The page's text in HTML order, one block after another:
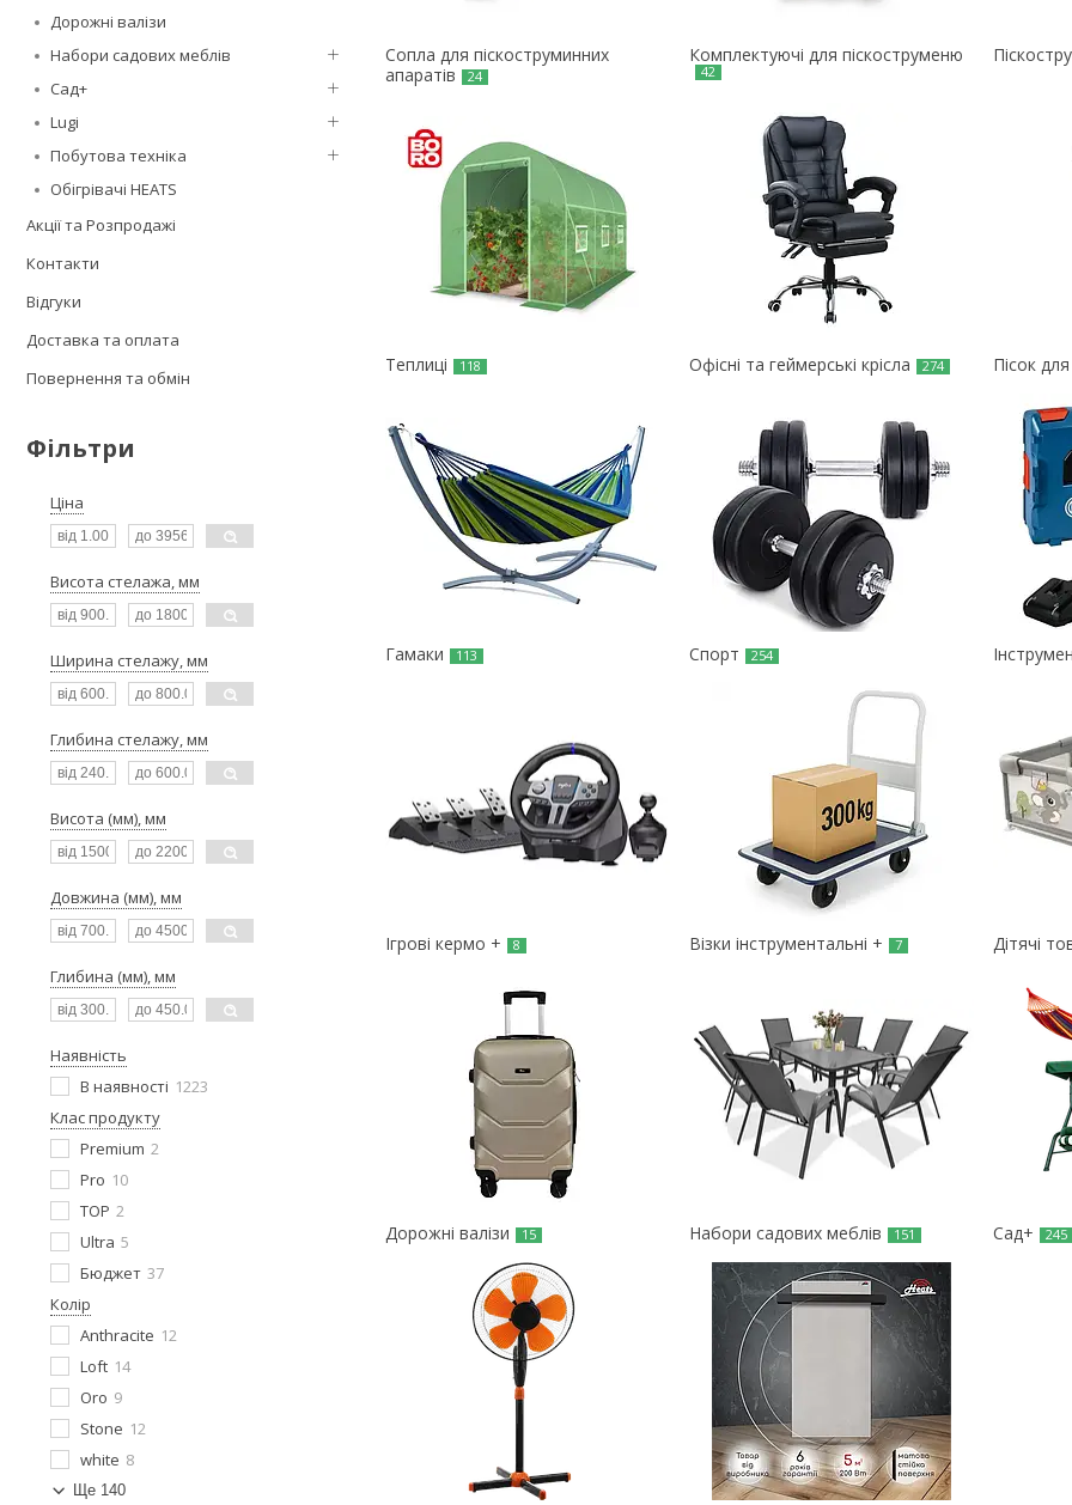
Дорожні валізи
Набори садових меблів
Сад+
Lugi
Побутова техніка
Обігрівачі HEATS
Акції та Розпродажі
Контакти
Відгуки
Доставка та оплата
Повернення та обмін
Фільтри
Ціна
Висота стелажа, мм
Ширина стелажу, мм
Глибина стелажу, мм
Висота (мм), мм
Довжина (мм), мм
Глибина (мм), мм
Наявність
В наявності 1223
Клас продукту
Premium 2
Pro 10
TOP 2
Ultra 5
Бюджет 37
Колір
Anthracite 12
Loft 14
Oro 9
Stone 12
white 8
Ще 140
Сопла для піскоструминних
апаратів
24
Комплектуючі для піскоструменю
42
Теплиці 118 Офісні та геймерські крісла 274 Пісок
Гамаки 113 Спорт 254
Ігрові кермо + 8 Візки інструментальні + 7 Дітячі
Дорожні валізи 15 Набори садових меблів 151 Сад+ 245